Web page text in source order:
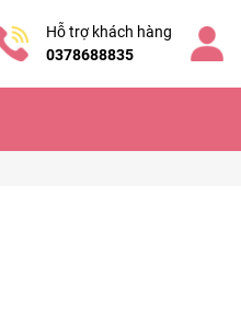
Hỗ trợ khách hàng
0378688835